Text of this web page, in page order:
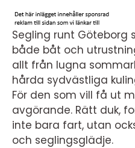
Segling runt Göteborg
både båt och
allt från lugna
hårda sydvästliga
För den som vill få ut
avgörande. Rätt duk,
inte bara fart, utan
och seglingsglädje.